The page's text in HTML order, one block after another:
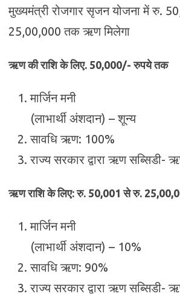
मुख्यमंत्री रोजगार सृजन योजना में रु.
25,00,000 तक ऋण मिलेगा
ऋण की राशि के लिए. 50,000/- रुपये तक
मार्जिन मनी
(लाभार्थी अंशदान) – शून्य
सावधि ऋण: 100%
राज्य सरकार द्वारा ऋण सब्सिडी-
ऋण राशि के लिए: रु. 50,001 से रु.
मार्जिन मनी
(लाभार्थी अंशदान) – 10%
सावधि ऋण: 90%
राज्य सरकार द्वारा ऋण सब्सिडी-